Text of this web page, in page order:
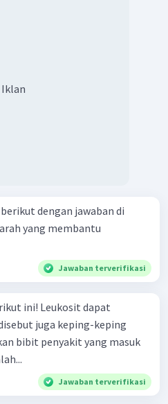
Iklan
dengan jawaban di
Jawaban terverifikasi
dapat
Jawaban terverifikasi